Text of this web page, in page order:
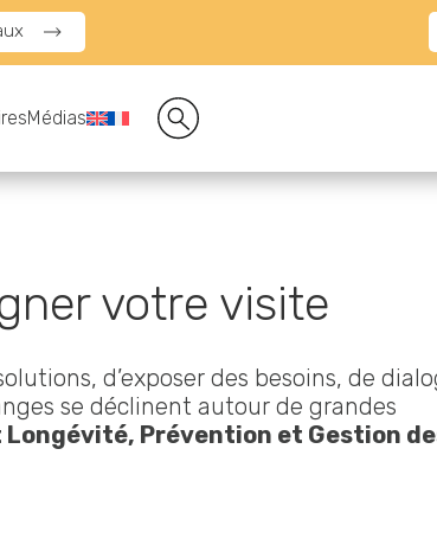
Médias
votre visite
d’exposer des besoins, de
se déclinent autour de grandes
Longévité, Prévention et Gestion